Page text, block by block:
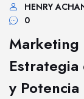
HENRY
0
Marketing
y